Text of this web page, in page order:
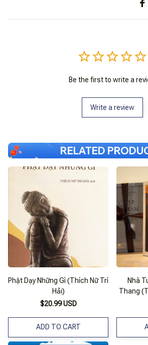
Be the first to write a
Write a review
RELATED
Phật Dạy Những Gì (Thích Nữ Trí
Hải)
$20.99 USD
ADD TO CART
Nhà
Thang